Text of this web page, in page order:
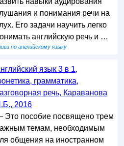
и понимания речи на
Его задачи научить легко
английскую речь и …
по английскому языку
язык 3 в 1,
грамматика,
речь, Караванова
2016
Это пособие посвящено трем
темам, необходимым
общения на иностранном